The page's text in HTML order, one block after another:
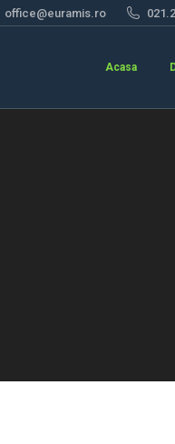
office@euramis.ro
Acasa